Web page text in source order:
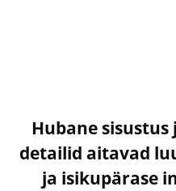
Hubane
detailid aitavad
ja isikupärase